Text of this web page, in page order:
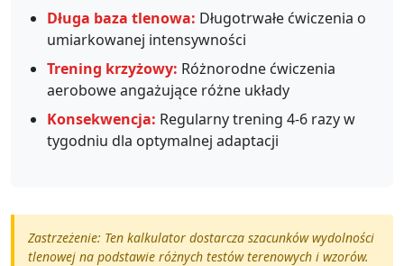
Długa baza tlenowa: Długotrwałe ćwiczenia o
umiarkowanej intensywności
Trening krzyżowy: Różnorodne ćwiczenia
aerobowe angażujące różne układy
Konsekwencja: Regularny trening 4-6 razy w
tygodniu dla optymalnej adaptacji
Zastrzeżenie: Ten kalkulator dostarcza szacunków wydolności
tlenowej na podstawie różnych testów terenowych i wzorów.